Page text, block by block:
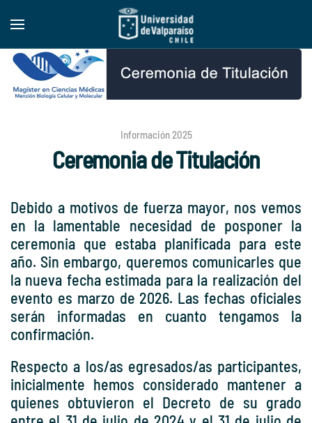
Skip to main content
Información 2025
Ceremonia de Titulación
Debido a motivos de fuerza mayor, nos vemos
en la lamentable necesidad de posponer la
ceremonia que estaba planificada para este
año. Sin embargo, queremos comunicarles que
la nueva fecha estimada para la realización del
evento es marzo de 2026. Las fechas oficiales
serán informadas en cuanto tengamos la
confirmación.
Respecto a los/as egresados/as participantes,
inicialmente hemos considerado mantener a
quienes obtuvieron el Decreto de su grado